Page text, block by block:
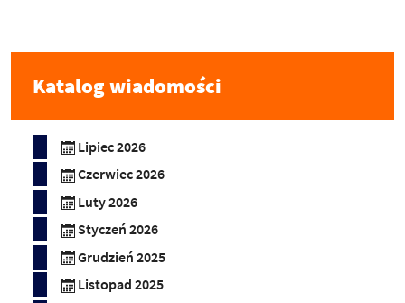
Katalog wiadomości
Lipiec 2026
Czerwiec 2026
Luty 2026
Styczeń 2026
Grudzień 2025
Listopad 2025